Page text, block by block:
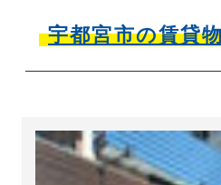
宇都宮市の賃貸